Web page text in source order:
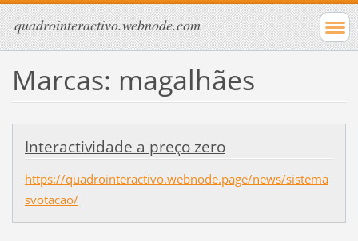
quadrointeractivo.webnode.com
Marcas: magalhães
Interactividade a preço zero
https://quadrointeractivo.webnode.page/news/sistema
svotacao/